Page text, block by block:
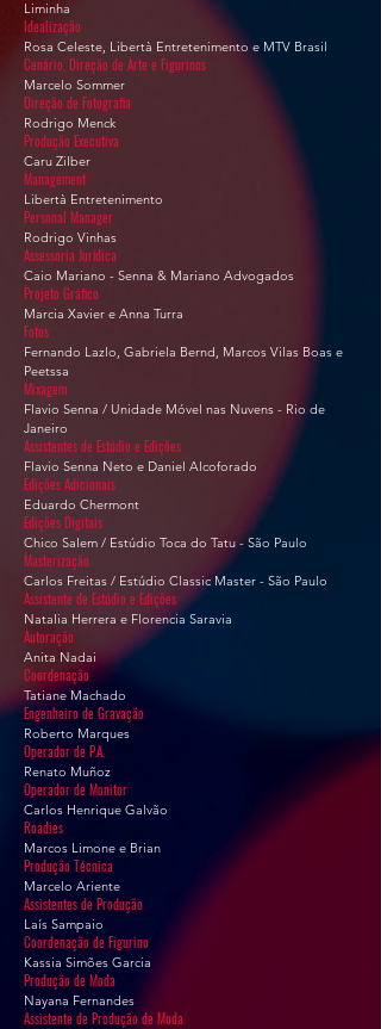
Liminha
Idealização
Rosa Celeste, Libertà Entretenimento e MTV Brasil
Cenário, Direção de Arte e Figurinos
Marcelo Sommer
Direção de Fotografia
Rodrigo Menck
Produção Executiva
Caru Zilber
Management
Libertà Entretenimento
Personal Manager
Rodrigo Vinhas
Assessoria Jurídica
Caio Mariano - Senna & Mariano Advogados
Projeto Gráfico
Marcia Xavier e Anna Turra
Fotos
Fernando Lazlo, Gabriela Bernd, Marcos Vilas Boas e
Peetssa
Mixagem
Flavio Senna / Unidade Móvel nas Nuvens - Rio de
Janeiro
Assistentes de Estúdio e Edições
Flavio Senna Neto e Daniel Alcoforado
Edições Adicionais
Eduardo Chermont
Edições Digitais
Chico Salem / Estúdio Toca do Tatu - São Paulo
Masterização
Carlos Freitas / Estúdio Classic Master - São Paulo
Assistente de Estúdio e Edições
Natalia Herrera e Florencia Saravia
Autoração
Anita Nadai
Coordenação
Tatiane Machado
Engenheiro de Gravação
Roberto Marques
Operador de P.A.
Renato Muñoz
Operador de Monitor
Carlos Henrique Galvão
Roadies
Marcos Limone e Brian
Produção Técnica
Marcelo Ariente
Assistentes de Produção
Laís Sampaio
Coordenação de Figurino
Kassia Simões Garcia
Produção de Moda
Nayana Fernandes
Assistente de Produção de Moda